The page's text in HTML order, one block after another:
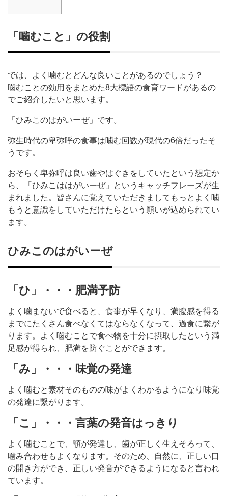
「噛むこと」の役割
では、よく噛むとどんな良いことがあるのでしょう？
噛むことの効用をまとめた8大標語の食育ワードがあるの
でご紹介したいと思います。
「ひみこのはがいーぜ」です。
弥生時代の卑弥呼の食事は噛む回数が現代の6倍だったそ
うです。
おそらく卑弥呼は良い歯やはぐきをしていたという想定か
ら、「ひみこははがいーぜ」というキャッチフレーズが生
まれました。皆さんに覚えていただきましてもっとよく噛
もうと意識をしていただけたらという願いが込められてい
ます。
ひみこのはがいーぜ
「ひ」・・・肥満予防
よく噛まないで食べると、食事が早くなり、満腹感を得る
までにたくさん食べなくてはならなくなって、過食に繋が
ります。よく噛むことで食べ物を十分に摂取したという満
足感が得られ、肥満を防ぐことができます。
「み」・・・味覚の発達
よく噛むと素材そのものの味がよくわかるようになり味覚
の発達に繋がります。
「こ」・・・言葉の発音はっきり
よく噛むことで、顎が発達し、歯が正しく生えそろって、
噛み合わせもよくなります。そのため、自然に、正しい口
の開き方ができ、正しい発音ができるようになると言われ
ています。